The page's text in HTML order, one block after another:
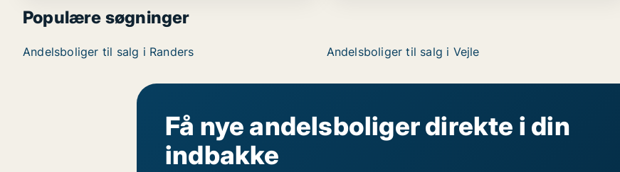
Populære søgninger
Andelsboliger til salg i Randers Andelsboliger til salg i Vejle
Få nye andelsboliger direkte i din
indbakke